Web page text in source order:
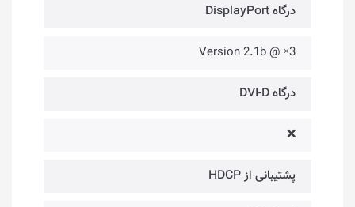
درگاه DisplayPort
3× @ Version 2.1b
درگاه DVI-D
❌
پشتیبانی از HDCP